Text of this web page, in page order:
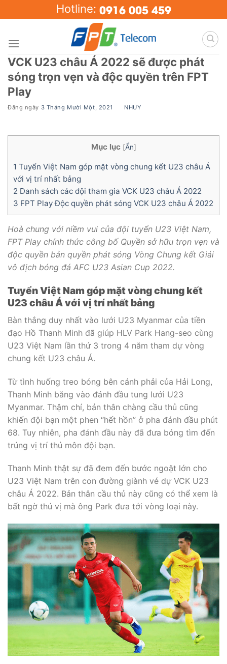
to
Hotline: 0916 005 459
VCK U23 châu Á 2022 sẽ được phát
sóng trọn vẹn và độc quyền trên FPT
Play
Đăng ngày 3 Tháng Mười Một, 2021 NHUY
Mục lục [Ẩn]
1 Tuyển Việt Nam góp mặt vòng chung kết U23 châu Á
với vị trí nhất bảng
2 Danh sách các đội tham gia VCK U23 châu Á 2022
3 FPT Play Độc quyền phát sóng VCK U23 châu Á 2022
Hoà chung với niềm vui của đội tuyển U23 Việt Nam,
FPT Play chính thức công bố Quyền sở hữu trọn vẹn và
độc quyền bản quyền phát sóng Vòng Chung kết Giải
vô địch bóng đá AFC U23 Asian Cup 2022.
Tuyển Việt Nam góp mặt vòng chung kết
U23 châu Á với vị trí nhất bảng
Bàn thắng duy nhất vào lưới U23 Myanmar của tiền
đạo Hồ Thanh Minh đã giúp HLV Park Hang-seo cùng
U23 Việt Nam lần thứ 3 trong 4 năm tham dự vòng
chung kết U23 châu Á.
Từ tình huống treo bóng bên cánh phải của Hải Long,
Thanh Minh băng vào đánh đầu tung lưới U23
Myanmar. Thậm chí, bản thân chàng cầu thủ cũng
khiến đội bạn một phen “hết hồn” ở pha đánh đầu phút
68. Tuy nhiên, pha đánh đầu này đã đưa bóng tìm đến
trúng vị trí thủ môn đội bạn.
Thanh Minh thật sự đã đem đến bước ngoặt lớn cho
U23 Việt Nam trên con đường giành vé dự VCK U23
châu Á 2022. Bản thân cầu thủ này cũng có thể xem là
bất ngờ thú vị mà ông Park đưa tới vòng loại này.